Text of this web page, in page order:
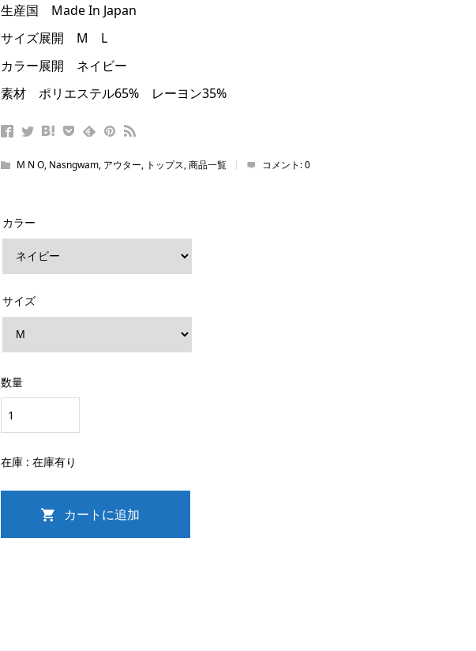
生産国 Made In Japan
サイズ展開 M L
カラー展開 ネイビー
素材 ポリエステル65% レーヨン35%
M N O, Nasngwam, アウター, トップス,商品一覧 コメント:0
カラー
サイズ
数量
在庫 : 在庫有り